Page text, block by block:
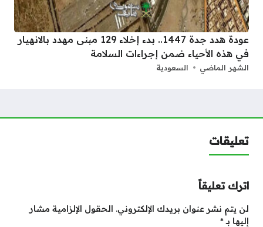
عودة هدد جدة 1447.. بدء إخلاء 129 مبنى مهدد بالانهيار
في هذه الأحياء ضمن إجراءات السلامة
الشهر الماضي السعودية
تعليقات
اترك تعليقاً
لن يتم نشر عنوان بريدك الإلكتروني. الحقول الإلزامية مشار
إليها بـ*